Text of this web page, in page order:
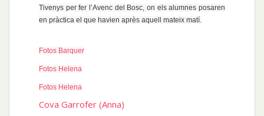
Tivenys per fer l’Avenc del Bosc, on els alumnes posaren
en pràctica el que havien après aquell mateix matí.
Fotos Barquer
Fotos Helena
Fotos Helena
Cova Garrofer (Anna)